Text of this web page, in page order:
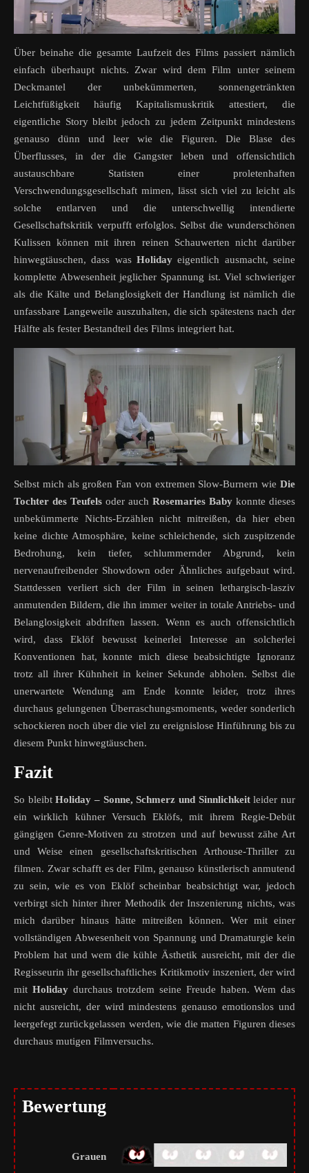
Über beinahe die gesamte Laufzeit des Films passiert nämlich
einfach überhaupt nichts. Zwar wird dem Film unter seinem
Deckmantel der unbekümmerten, sonnengetränkten
Leichtfüßigkeit häufig Kapitalismuskritik attestiert, die
eigentliche Story bleibt jedoch zu jedem Zeitpunkt mindestens
genauso dünn und leer wie die Figuren. Die Blase des
Überflusses, in der die Gangster leben und offensichtlich
austauschbare Statisten einer proletenhaften
Verschwendungsgesellschaft mimen, lässt sich viel zu leicht als
solche entlarven und die unterschwellig intendierte
Gesellschaftskritik verpufft erfolglos. Selbst die wunderschönen
Kulissen können mit ihren reinen Schauwerten nicht darüber
hinwegtäuschen, dass was Holidayeigentlich ausmacht, seine
komplette Abwesenheit jeglicher Spannung ist. Viel schwieriger
als die Kälte und Belanglosigkeit der Handlung ist nämlich die
unfassbare Langeweile auszuhalten, die sich spätestens nach der
Hälfte als fester Bestandteil des Films integriert hat.
Selbst mich als großen Fan von extremen Slow-Burnern wie Die
Tochter des Teufels oder auch Rosemaries Baby konnte dieses
unbekümmerte Nichts-Erzählen nicht mitreißen, da hier eben
keine dichte Atmosphäre, keine schleichende, sich zuspitzende
Bedrohung, kein tiefer, schlummernder Abgrund, kein
nervenaufreibender Showdown oder Ähnliches aufgebaut wird.
Stattdessen verliert sich der Film in seinen lethargisch-lasziv
anmutenden Bildern, die ihn immer weiter in totale Antriebs- und
Belanglosigkeit abdriften lassen. Wenn es auch offensichtlich
wird, dass Eklöf bewusst keinerlei Interesse an solcherlei
Konventionen hat, konnte mich diese beabsichtigte Ignoranz
trotz all ihrer Kühnheit in keiner Sekunde abholen. Selbst die
unerwartete Wendung am Ende konnte leider, trotz ihres
durchaus gelungenen Überraschungsmoments, weder sonderlich
schockieren noch über die viel zu ereignislose Hinführung bis zu
diesem Punkt hinwegtäuschen.
Fazit
So bleibtHoliday – Sonne, Schmerz und Sinnlichkeitleider nur
ein wirklich kühner Versuch Eklöfs, mit ihrem Regie-Debüt
gängigen Genre-Motiven zu strotzen und auf bewusst zähe Art
und Weise einen gesellschaftskritischen Arthouse-Thriller zu
filmen. Zwar schafft es der Film, genauso künstlerisch anmutend
zu sein, wie es von Eklöf scheinbar beabsichtigt war, jedoch
verbirgt sich hinter ihrer Methodik der Inszenierung nichts, was
mich darüber hinaus hätte mitreißen können. Wer mit einer
vollständigen Abwesenheit von Spannung und Dramaturgie kein
Problem hat und wem die kühle Ästhetik ausreicht, mit der die
Regisseurin ihr gesellschaftliches Kritikmotiv inszeniert, der wird
mit Holiday durchaus trotzdem seine Freude haben. Wem das
nicht ausreicht, der wird mindestens genauso emotionslos und
leergefegt zurückgelassen werden, wie die matten Figuren dieses
durchaus mutigen Filmversuchs.
Bewertung
Grauen